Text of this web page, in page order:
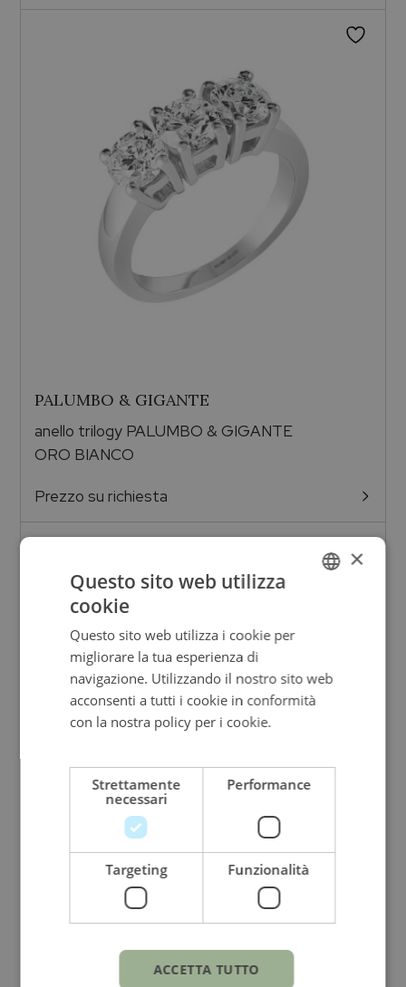
PALUMBO & GIGANTE
anello trilogy PALUMBO & GIGANTE
ORO BIANCO
Prezzo su richiesta
PALUMBO & GIGANTE
ORO BIANCO E DIAMANTI
×
Questo sito web utilizza
cookie
Questo sito web utilizza i cookie per
migliorare la tua esperienza di
navigazione. Utilizzando il nostro sito web
acconsenti a tutti i cookie in conformità
con la nostra policy per i cookie.
Strettamente
necessari
Performance
Targeting Funzionalità
ACCETTA TUTTO